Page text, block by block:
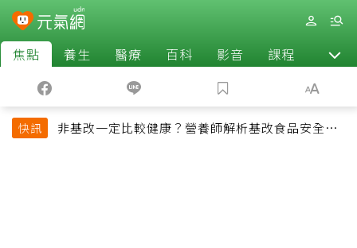
焦點 養生 醫療 百科 影音 課程 退休
快訊
非基改一定比較健康？營養師解析基改食品安全性